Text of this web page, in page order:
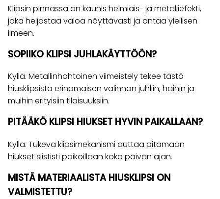
Klipsin pinnassa on kaunis helmiäis- ja metalliefekti,
joka heijastaa valoa näyttävästi ja antaa ylellisen
ilmeen.
SOPIIKO KLIPSI JUHLAKÄYTTÖÖN?
Kyllä. Metallinhohtoinen viimeistely tekee tästä
hiusklipsistä erinomaisen valinnan juhliin, häihin ja
muihin erityisiin tilaisuuksiin.
PITÄÄKÖ KLIPSI HIUKSET HYVIN PAIKALLAAN?
Kyllä. Tukeva klipsimekanismi auttaa pitämään
hiukset siististi paikoillaan koko päivän ajan.
MISTÄ MATERIAALISTA HIUSKLIPSI ON
VALMISTETTU?